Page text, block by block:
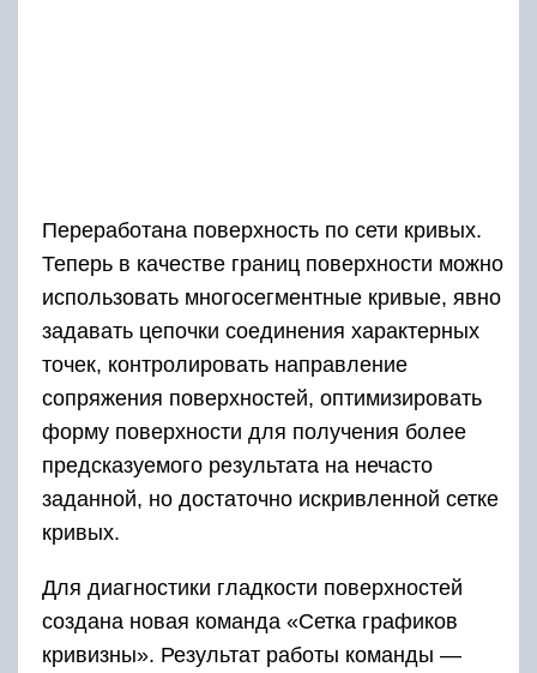
Переработана поверхность по сети кривых.
Теперь в качестве границ поверхности можно
использовать многосегментные кривые, явно
задавать цепочки соединения характерных
точек, контролировать направление
сопряжения поверхностей, оптимизировать
форму поверхности для получения более
предсказуемого результата на нечасто
заданной, но достаточно искривленной сетке
кривых.
Для диагностики гладкости поверхностей
создана новая команда «Сетка графиков
кривизны». Результат работы команды —